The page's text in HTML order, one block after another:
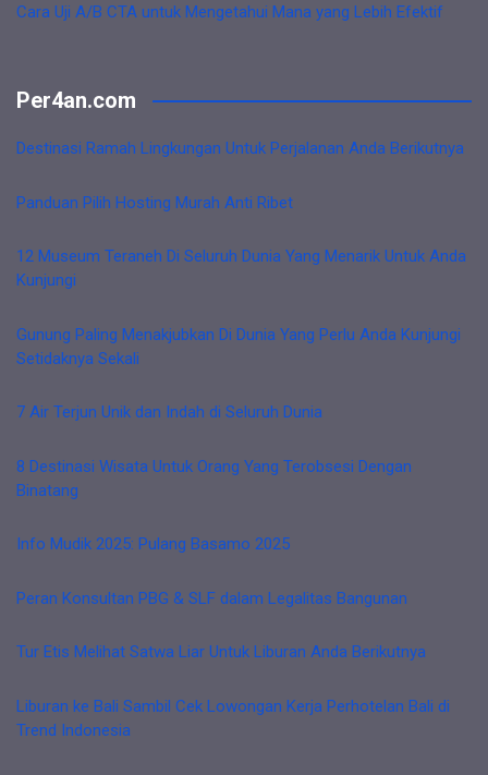
Cara Uji A/B CTA untuk Mengetahui Mana yang Lebih Efektif
Per4an.com
Destinasi Ramah Lingkungan Untuk Perjalanan Anda Berikutnya
Panduan Pilih Hosting Murah Anti Ribet
12 Museum Teraneh Di Seluruh Dunia Yang Menarik Untuk Anda
Kunjungi
Gunung Paling Menakjubkan Di Dunia Yang Perlu Anda Kunjungi
Setidaknya Sekali
7 Air Terjun Unik dan Indah di Seluruh Dunia
8 Destinasi Wisata Untuk Orang Yang Terobsesi Dengan
Binatang
Info Mudik 2025: Pulang Basamo 2025
Peran Konsultan PBG & SLF dalam Legalitas Bangunan
Tur Etis Melihat Satwa Liar Untuk Liburan Anda Berikutnya
Liburan ke Bali Sambil Cek Lowongan Kerja Perhotelan Bali di
Trend Indonesia